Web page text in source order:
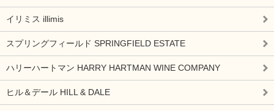
イリミス illimis
スプリングフィールド SPRINGFIELD ESTATE
ハリーハートマン HARRY HARTMAN WINE COMPANY
ヒル＆デール HILL & DALE